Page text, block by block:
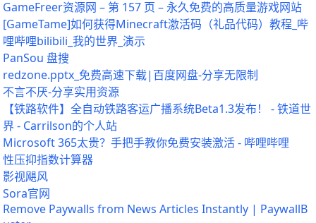
GameFreer资源网 – 第 157 页 – 永久免费的高质量游戏网站
[GameTame]如何获得Minecraft激活码（礼品代码）教程_哔
哩哔哩bilibili_我的世界_演示
PanSou 盘搜
redzone.pptx_免费高速下载|百度网盘-分享无限制
不言不厌-分享实用资源
【铁路软件】全自动铁路客运广播系统Beta1.3发布！ - 铁道世
界 - Carrilson的个人站
Microsoft 365太贵？手把手教你免费安装激活 - 哔哩哔哩
性压抑指数计算器
影视飓风
Sora官网
Remove Paywalls from News Articles Instantly | PaywallB